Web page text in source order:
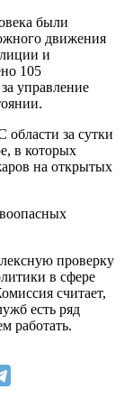
были
движения
и
105
управление
за сутки
в которых
на открытых
проверку
в сфере
считает,
есть ряд
работать.